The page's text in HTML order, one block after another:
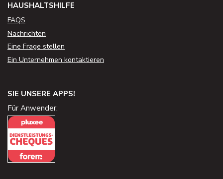
HAUSHALTSHILFE
FAQS
Nachrichten
Eine Frage stellen
Ein Unternehmen kontaktieren
SIE UNSERE APPS!
Für Anwender: